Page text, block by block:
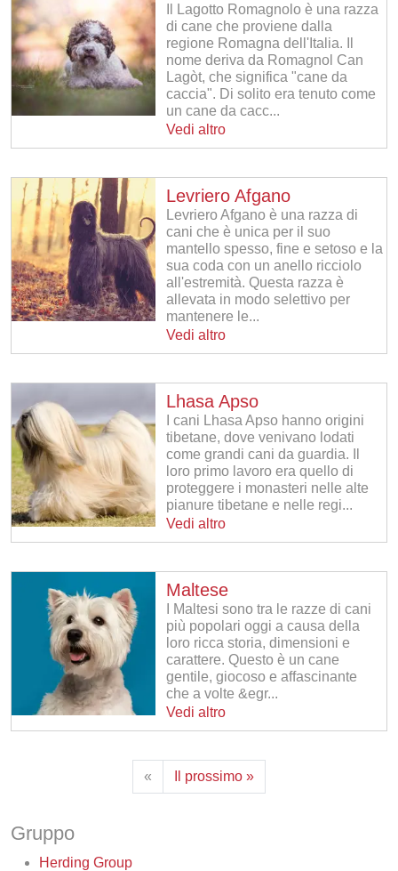
Il Lagotto Romagnolo è una razza
di cane che proviene dalla
regione Romagna dell'Italia. Il
nome deriva da Romagnol Can
Lagòt, che significa "cane da
caccia". Di solito era tenuto come
un cane da cacc...
Vedi altro
Levriero Afgano
Levriero Afgano è una razza di
cani che è unica per il suo
mantello spesso, fine e setoso e la
sua coda con un anello ricciolo
all'estremità. Questa razza è
allevata in modo selettivo per
mantenere le...
Vedi altro
Lhasa Apso
I cani Lhasa Apso hanno origini
tibetane, dove venivano lodati
come grandi cani da guardia. Il
loro primo lavoro era quello di
proteggere i monasteri nelle alte
pianure tibetane e nelle regi...
Vedi altro
Maltese
I Maltesi sono tra le razze di cani
più popolari oggi a causa della
loro ricca storia, dimensioni e
carattere. Questo è un cane
gentile, giocoso e affascinante
che a volte &egr...
Vedi altro
« Il prossimo »
Gruppo
Herding Group